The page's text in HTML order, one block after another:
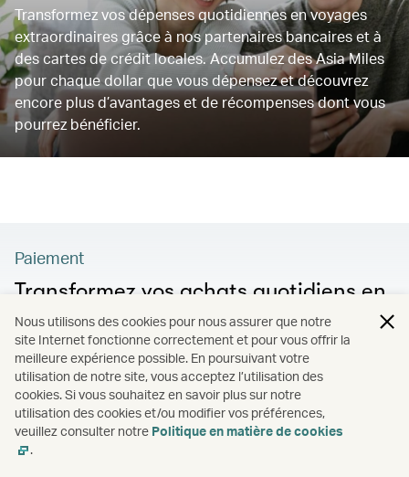
Transformez vos dépenses quotidiennes en voyages
extraordinaires grâce à nos partenaires bancaires et à
des cartes de crédit locales. Accumulez des Asia Miles
pour chaque dollar que vous dépensez et découvrez
encore plus d’avantages et de récompenses dont vous
pourrez bénéficier.
Paiement
Transformez vos achats quotidiens en
aventures internationales
Découvrez la carte Mastercard Cathay World Eliteᴹᴰ,
fournie par Neo. Profitez de l’enregistrement prioritaire
en ligne, de l’accès à plus de 1300 salons d’aéroport
partout à travers le monde et accumulez encore plus
d’Asia Miles lorsque vous voyagez avec nous.
Nous utilisons des cookies pour nous assurer que notre
site Internet fonctionne correctement et pour vous offrir la
meilleure expérience possible. En poursuivant votre
utilisation de notre site, vous acceptez l’utilisation des
cookies. Si vous souhaitez en savoir plus sur notre
utilisation des cookies et/ou modifier vos préférences,
veuillez consulter notre Politique en matière de cookies
.